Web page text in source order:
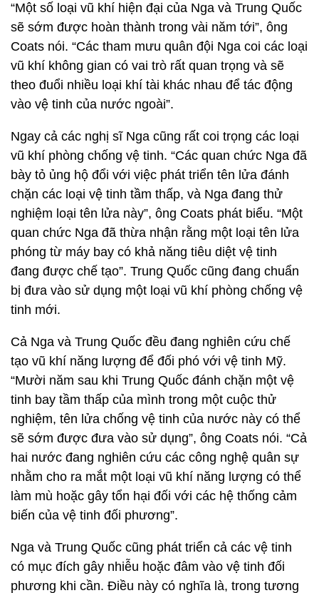
“Một số loại vũ khí hiện đại của Nga và Trung Quốc
sẽ sớm được hoàn thành trong vài năm tới”, ông
Coats nói. “Các tham mưu quân đội Nga coi các loại
vũ khí không gian có vai trò rất quan trọng và sẽ
theo đuổi nhiều loại khí tài khác nhau để tác động
vào vệ tinh của nước ngoài”.
Ngay cả các nghị sĩ Nga cũng rất coi trọng các loại
vũ khí phòng chống vệ tinh. “Các quan chức Nga đã
bày tỏ ủng hộ đổi với việc phát triển tên lửa đánh
chặn các loại vệ tinh tầm thấp, và Nga đang thử
nghiệm loại tên lửa này”, ông Coats phát biểu. “Một
quan chức Nga đã thừa nhận rằng một loại tên lửa
phóng từ máy bay có khả năng tiêu diệt vệ tinh
đang được chế tạo”. Trung Quốc cũng đang chuẩn
bị đưa vào sử dụng một loại vũ khí phòng chống vệ
tinh mới.
Cả Nga và Trung Quốc đều đang nghiên cứu chế
tạo vũ khí năng lượng để đối phó với vệ tinh Mỹ.
“Mười năm sau khi Trung Quốc đánh chặn một vệ
tinh bay tầm thấp của mình trong một cuộc thử
nghiệm, tên lửa chống vệ tinh của nước này có thể
sẽ sớm được đưa vào sử dụng”, ông Coats nói. “Cả
hai nước đang nghiên cứu các công nghệ quân sự
nhằm cho ra mắt một loại vũ khí năng lượng có thể
làm mù hoặc gây tổn hại đối với các hệ thống cảm
biến của vệ tinh đối phương”.
Nga và Trung Quốc cũng phát triển cả các vệ tinh
có mục đích gây nhiễu hoặc đâm vào vệ tinh đối
phương khi cần. Điều này có nghĩa là, trong tương